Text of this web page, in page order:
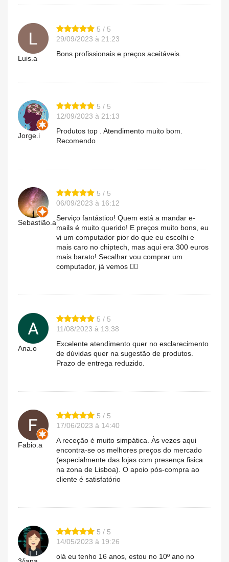
Luis.a
5 / 5
29/09/2023 à 21:23
Bons profissionais e preços aceitáveis.
Jorge.i
5 / 5
12/09/2023 à 21:13
Produtos top . Atendimento muito bom.
Recomendo
Sebastião.a
5 / 5
06/09/2023 à 16:12
Serviço fantástico! Quem está a mandar e-
mails é muito querido! E preços muito bons, eu
vi um computador pior do que eu escolhi e
mais caro no chiptech, mas aqui era 300 euros
mais barato! Secalhar vou comprar um
computador, já vemos 🤷‍♂️
Ana.o
5 / 5
11/08/2023 à 13:38
Excelente atendimento quer no esclarecimento
de dúvidas quer na sugestão de produtos.
Prazo de entrega reduzido.
Fabio.a
5 / 5
17/06/2023 à 14:40
A receção é muito simpática. Às vezes aqui
encontra-se os melhores preços do mercado
(especialmente das lojas com presença fisica
na zona de Lisboa). O apoio pós-compra ao
cliente é satisfatório
5 / 5
14/05/2023 à 19:26
olá eu tenho 16 anos, estou no 10º ano no